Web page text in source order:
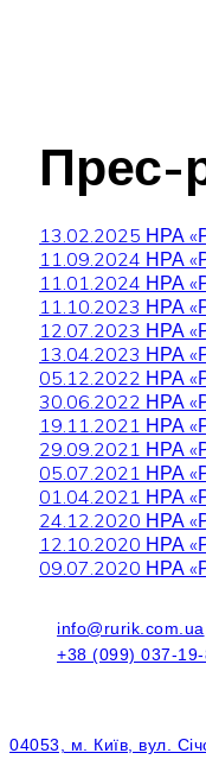
Прес-
13.02.2025 НРА
11.09.2024 НРА
11.01.2024 НРА
11.10.2023 НРА
12.07.2023 НРА
13.04.2023 НРА
05.12.2022 НРА
30.06.2022 НРА
19.11.2021 НРА
29.09.2021 НРА
05.07.2021 НРА
01.04.2021 НРА
24.12.2020 НРА
12.10.2020 НРА
09.07.2020 НРА
info@rurik.com.ua
+38 (099) 037-19-
04053, м. Київ, вул.